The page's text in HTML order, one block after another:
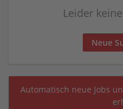
Leider
Neue
Automatisch neue Jobs